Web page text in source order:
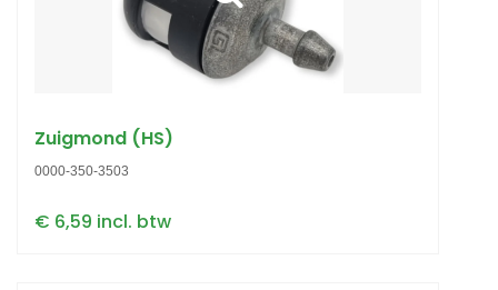
Zuigmond (HS)
0000-350-3503
€ 6,59 incl. btw